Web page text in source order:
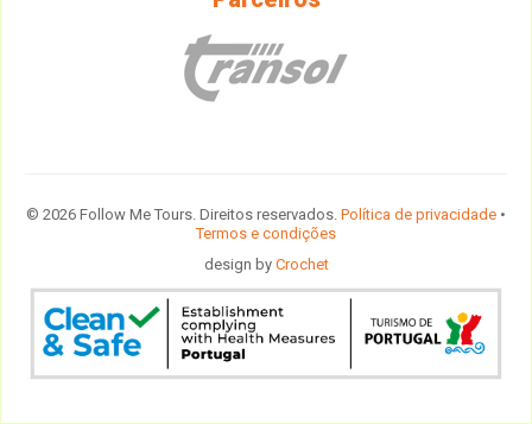
© 2026 Follow Me Tours. Direitos reservados. Política de privacidade •
Termos e condições
design by Crochet